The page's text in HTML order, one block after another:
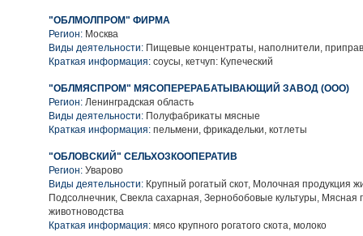
"ОБЛМОЛПРОМ" ФИРМА
Регион: Москва
Виды деятельности: Пищевые концентраты, наполнители,
Краткая информация: соусы, кетчуп: Купеческий
"ОБЛМЯСПРОМ" МЯСОПЕРЕРАБАТЫВАЮЩИЙ ЗАВОД (ООО)
Регион: Ленинградская область
Виды деятельности: Полуфабрикаты мясные
Краткая информация: пельмени, фрикадельки, котлеты
"ОБЛОВСКИЙ" СЕЛЬХОЗКООПЕРАТИВ
Регион: Уварово
Виды деятельности: Крупный рогатый скот, Молочная продукция
Подсолнечник, Свекла сахарная, Зернобобовые культуры, Мясная
животноводства
Краткая информация: мясо крупного рогатого скота, молоко